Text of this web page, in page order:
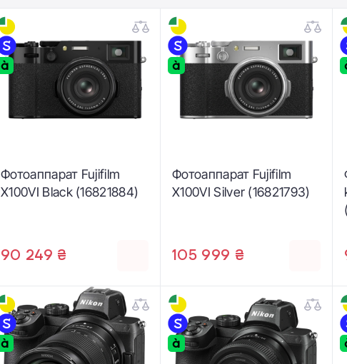
Фотоаппарат Fujifilm
X100VI Black (16821884)
90 249 ₴
Фотоаппарат Fujifilm
X100VI Silver (16821793)
105 999 ₴